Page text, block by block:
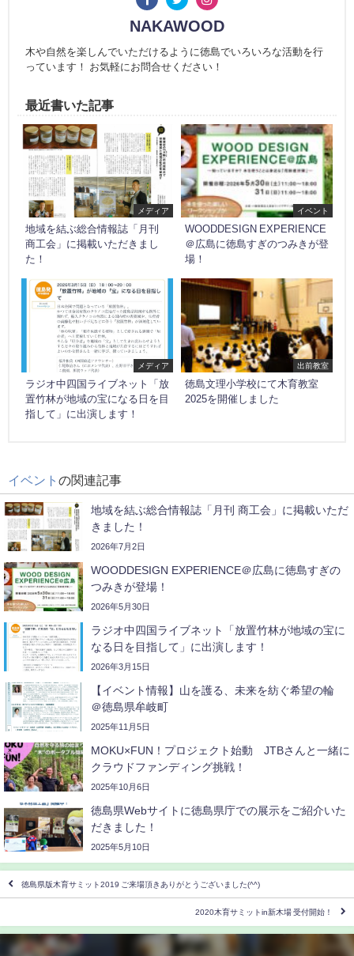
NAKAWOOD
木や自然を楽しんでいただけるように徳島でいろいろな活動を行
っています！ お気軽にお問合せください！
最近書いた記事
メディア
地域を結ぶ総合情報誌「月刊
商工会」に掲載いただきまし
た！
イベント
WOODDESIGN EXPERIENCE
＠広島に徳島すぎのつみきが登
場！
メディア
ラジオ中四国ライブネット「放
置竹林が地域の宝になる日を目
指して」に出演します！
出前教室
徳島文理小学校にて木育教室
2025を開催しました
イベント の関連記事
地域を結ぶ総合情報誌「月刊 商工会」に掲載いただ
きました！
2026年7月2日
WOODDESIGN EXPERIENCE＠広島に徳島すぎの
つみきが登場！
2026年5月30日
ラジオ中四国ライブネット「放置竹林が地域の宝に
なる日を目指して」に出演します！
2026年3月15日
【イベント情報】山を護る、未来を紡ぐ希望の輪
＠徳島県牟岐町
2025年11月5日
MOKU×FUN！プロジェクト始動 JTBさんと一緒に
クラウドファンディング挑戦！
2025年10月6日
徳島県Webサイトに徳島県庁での展示をご紹介いた
だきました！
2025年5月10日
徳島県版木育サミット2019 ご来場頂きありがとうございました(^^)
2020木育サミットin新木場 受付開始！